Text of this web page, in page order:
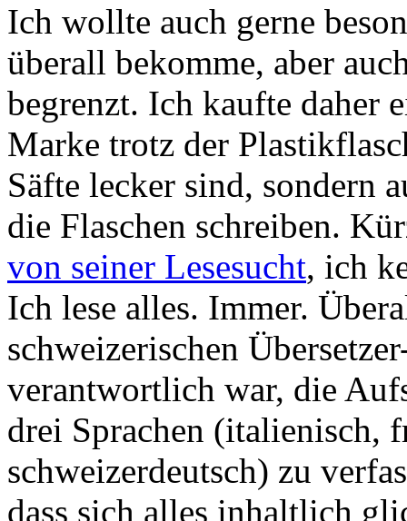
Ich wollte auch gerne
überall bekomme, aber
begrenzt. Ich kaufte daher
Marke trotz der
Säfte lecker sind, sondern
die Flaschen schreiben.
von seiner Lesesucht, ich
Ich lese alles. Immer.
schweizerischen
verantwortlich war, die
drei Sprachen (italienisch,
schweizerdeutsch) zu
dass sich alles inhaltlich